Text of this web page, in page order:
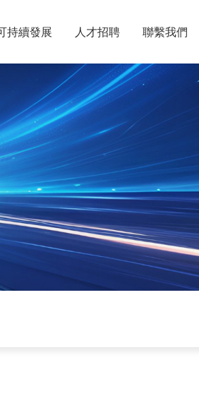
持續發展 人才招聘 聯繫我們